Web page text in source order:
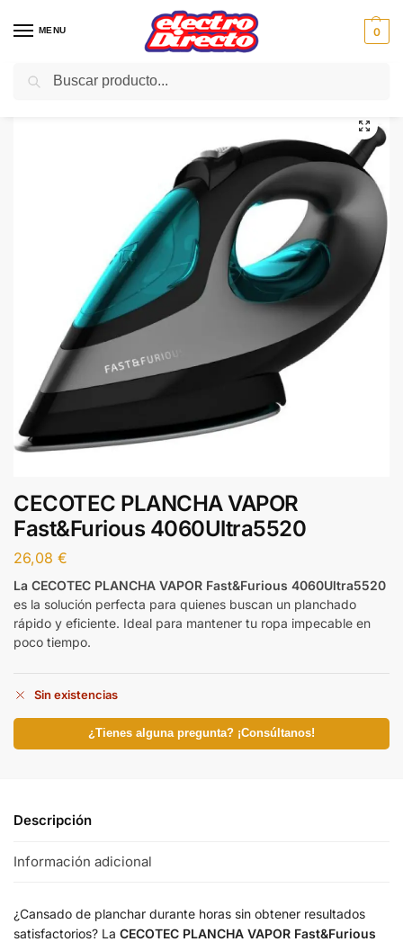
MENU 0
Inicio PAE / Hogar Planchado y cuidado de la ropa
CECOTEC PLANCHA VAPOR
Fast&Furious 4060Ultra5520
26,08 €
La CECOTEC PLANCHA VAPOR Fast&Furious 4060Ultra5520
es la solución perfecta para quienes buscan un planchado
rápido y eficiente. Ideal para mantener tu ropa impecable en
poco tiempo.
Sin existencias
¿Tienes alguna pregunta? ¡Consúltanos!
Descripción
Información adicional
¿Cansado de planchar durante horas sin obtener resultados
satisfactorios? La CECOTEC PLANCHA VAPOR Fast&Furious